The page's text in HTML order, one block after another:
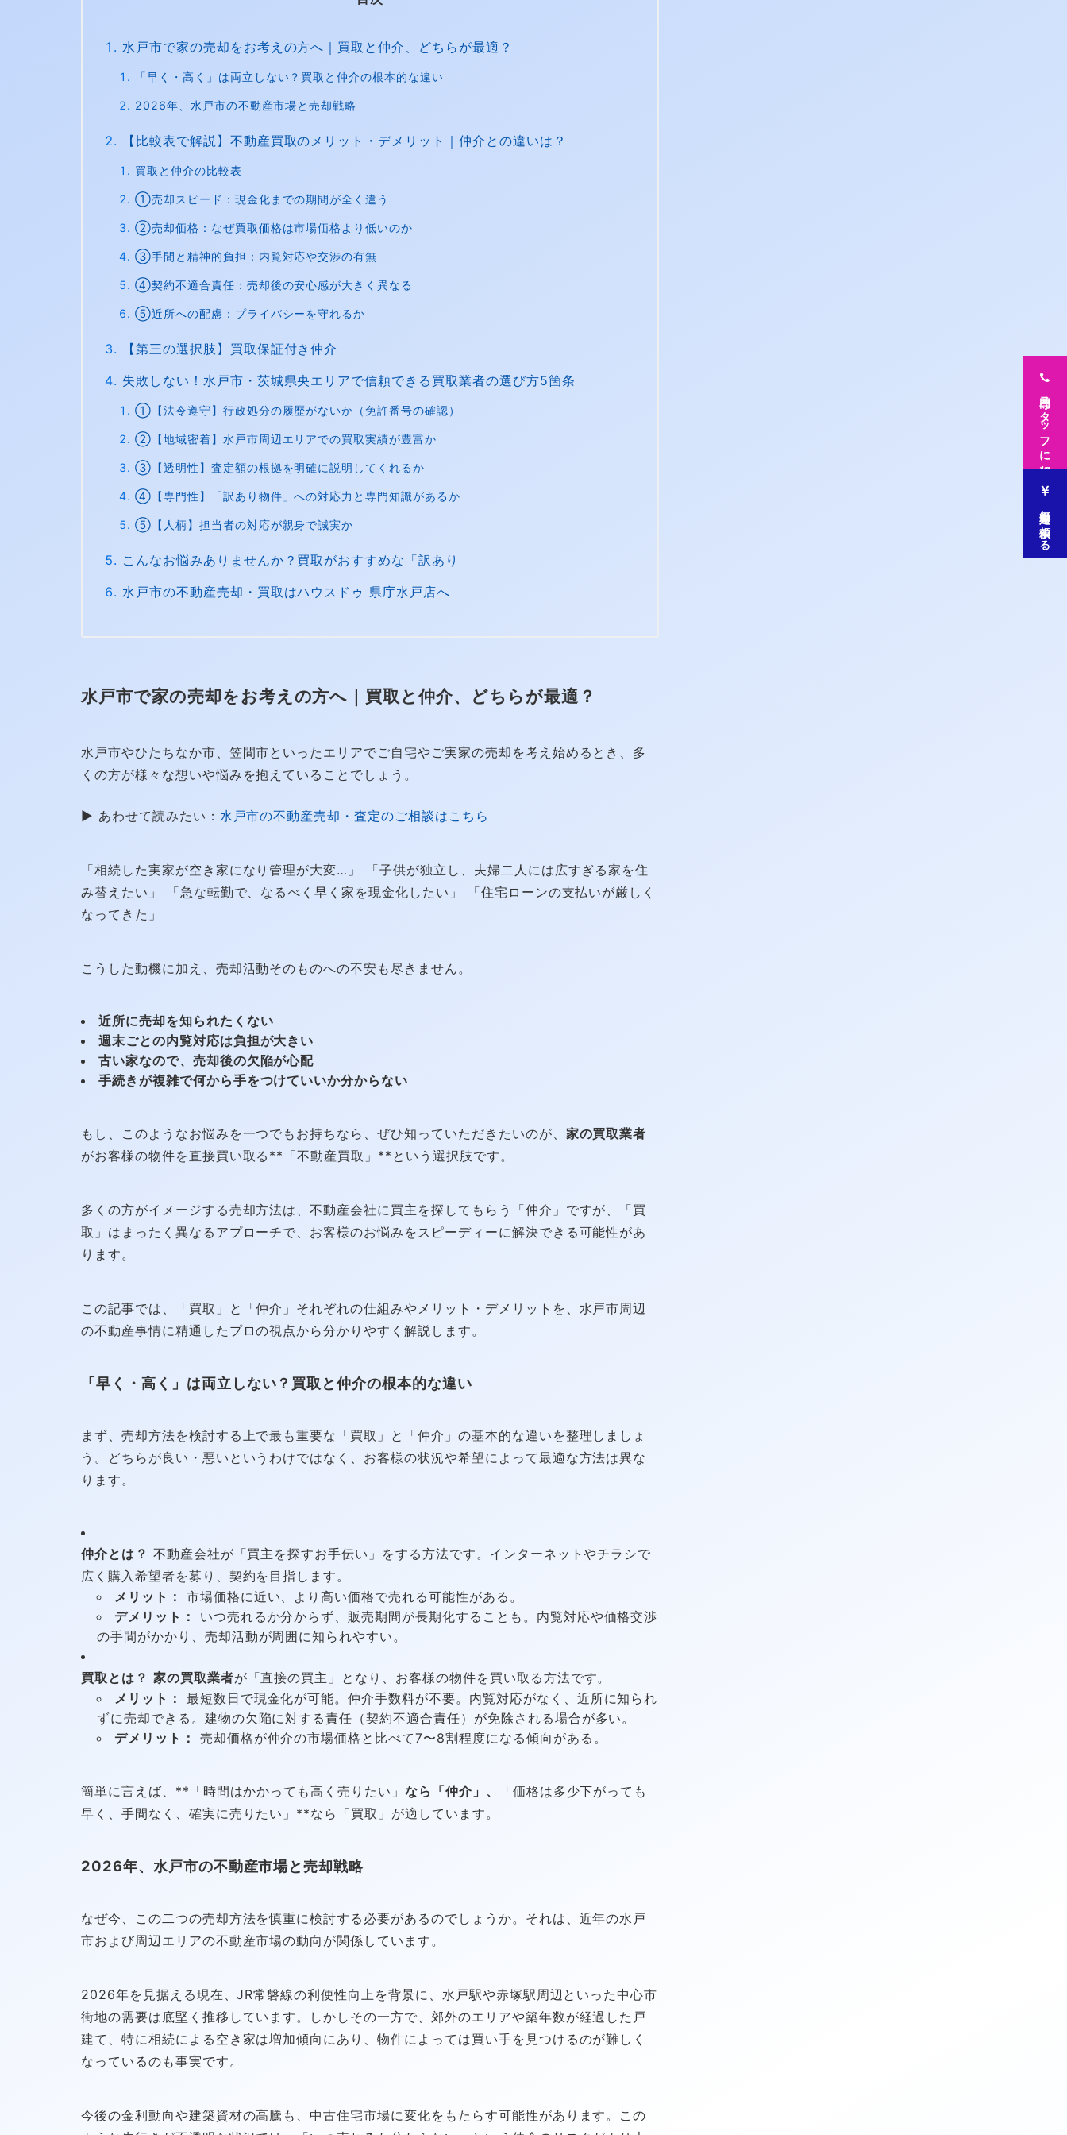
水戸市で家の売却をお考えの方へ｜買取と仲介、どちらが最適？
「早く・高く」は両立しない？買取と仲介の根本的な違い
2026年、水戸市の不動産市場と売却戦略
【比較表で解説】不動産買取のメリット・デメリット｜仲介との違いは？
買取と仲介の比較表
①売却スピード：現金化までの期間が全く違う
②売却価格：なぜ買取価格は市場価格より低いのか
③手間と精神的負担：内覧対応や交渉の有無
④契約不適合責任：売却後の安心感が大きく異なる
⑤近所への配慮：プライバシーを守れるか
【第三の選択肢】買取保証付き仲介
失敗しない！水戸市・茨城県央エリアで信頼できる買取業者の選び方5箇条
①【法令遵守】行政処分の履歴がないか（免許番号の確認）
②【地域密着】水戸市周辺エリアでの買取実績が豊富か
③【透明性】査定額の根拠を明確に説明してくれるか
④【専門性】「訳あり物件」への対応力と専門知識があるか
⑤【人柄】担当者の対応が親身で誠実か
こんなお悩みありませんか？買取がおすすめな「訳あり
水戸市の不動産売却・買取はハウスドゥ 県庁水戸店へ
水戸市で家の売却をお考えの方へ｜買取と仲介、どちらが最適？
水戸市やひたちなか市、笠間市といったエリアでご自宅やご実家の売却を考え始めるとき、多
くの方が様々な想いや悩みを抱えていることでしょう。
▶ あわせて読みたい： 水戸市の不動産売却・査定のご相談はこちら
「相続した実家が空き家になり管理が大変…」 「子供が独立し、夫婦二人には広すぎる家を住
み替えたい」 「急な転勤で、なるべく早く家を現金化したい」 「住宅ローンの支払いが厳しく
なってきた」
こうした動機に加え、売却活動そのものへの不安も尽きません。
近所に売却を知られたくない
週末ごとの内覧対応は負担が大きい
古い家なので、売却後の欠陥が心配
手続きが複雑で何から手をつけていいか分からない
もし、このようなお悩みを一つでもお持ちなら、ぜひ知っていただきたいのが、 家の買取業者
がお客様の物件を直接買い取る**「不動産買取」**という選択肢です。
多くの方がイメージする売却方法は、不動産会社に買主を探してもらう「仲介」ですが、「買
取」はまったく異なるアプローチで、お客様のお悩みをスピーディーに解決できる可能性があ
ります。
この記事では、「買取」と「仲介」それぞれの仕組みやメリット・デメリットを、水戸市周辺
の不動産事情に精通したプロの視点から分かりやすく解説します。
「早く・高く」は両立しない？買取と仲介の根本的な違い
まず、売却方法を検討する上で最も重要な「買取」と「仲介」の基本的な違いを整理しましょ
う。どちらが良い・悪いというわけではなく、お客様の状況や希望によって最適な方法は異な
ります。
仲介とは？ 不動産会社が「買主を探すお手伝い」をする方法です。インターネットやチラシで
広く購入希望者を募り、契約を目指します。
メリット：
市場価格に近い、より高い価格で売れる可能性がある。
デメリット：
いつ売れるか分からず、販売期間が長期化することも。内覧対応や価格交渉
の手間がかかり、売却活動が周囲に知られやすい。
買取とは？ 家の買取業者が「直接の買主」となり、お客様の物件を買い取る方法です。
メリット：
最短数日で現金化が可能。仲介手数料が不要。内覧対応がなく、近所に知られ
ずに売却できる。建物の欠陥に対する責任（契約不適合責任）が免除される場合が多い。
デメリット：
売却価格が仲介の市場価格と比べて7〜8割程度になる傾向がある。
簡単に言えば、**「時間はかかっても高く売りたい」 なら「仲介」、
「価格は多少下がっても
早く、手間なく、確実に売りたい」**なら「買取」が適しています。
2026年、水戸市の不動産市場と売却戦略
なぜ今、この二つの売却方法を慎重に検討する必要があるのでしょうか。それは、近年の水戸
市および周辺エリアの不動産市場の動向が関係しています。
2026年を見据える現在、JR常磐線の利便性向上を背景に、水戸駅や赤塚駅周辺といった中心市
街地の需要は底堅く推移しています。しかしその一方で、郊外のエリアや築年数が経過した戸
建て、特に相続による空き家は増加傾向にあり、物件によっては買い手を見つけるのが難しく
なっているのも事実です。
今後の金利動向や建築資材の高騰も、中古住宅市場に変化をもたらす可能性があります。この
専門スタッフに相談
無料査定を依頼する